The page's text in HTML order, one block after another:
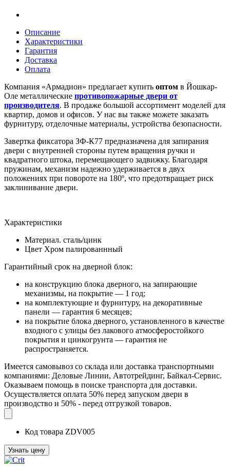
Описание
Характеристики
Гарантия
Доставка
Оплата
Компания «Армадион» предлагает купить оптом в Йошкар-
Оле металлические противопожарные двери от
производителя. В продаже большой ассортимент моделей для
квартир, домов и офисов. У нас вы также можете заказать
фурнитуру, отделочные материалы, устройства безопасности.
Завертка фиксатора ЗФ-К77 предназначена для запирания
двери с внутренней стороны путем вращения ручки и
квадратного штока, перемещающего задвижку. Благодаря
пружинам, механизм надежно удерживается в двух
положениях при повороте на 180º, что предотвращает риск
заклинивание двери.
Характеристики
Материал. сталь/цинк
Цвет Хром палированнный
Гарантийный срок на дверной блок:
на конструкцию блока дверного, на запирающие
механизмы, на покрытие — 1 год;
на комплектующие и фурнитуру, на декоративные
панели — гарантия 6 месяцев;
на покрытие блока дверного, установленного в качестве
входного с улицы без лакового атмосферостойкого
покрытия и цинкогрунта — гарантия не
распространяется.
Имеется самовывоз со склада или доставка транспортными
компаниями: Деловые Линии, Автотрейдинг, Байкал-Сервис.
Оказываем помощь в поиске транспорта для доставки.
Осуществляется оплата 50% перед запуском двери в
производство и 50% - перед отгрузкой товаров.
Код товара ZDV005
Узнать цену